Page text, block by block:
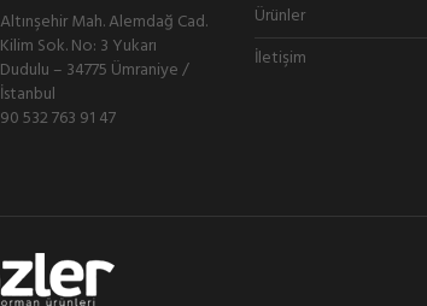
Altınşehir Mah. Alemdağ Cad.
Kilim Sok. No: 3 Yukarı
Dudulu – 34775 Ümraniye /
İstanbul
90 532 763 91 47
Ürünler
İletişim